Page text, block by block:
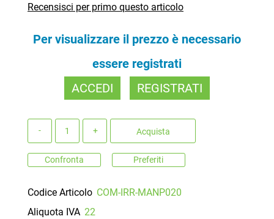
Recensisci per primo questo articolo
Per visualizzare il prezzo è necessario
essere registrati
ACCEDI
REGISTRATI
Acquista
Confronta Preferiti
Codice Articolo COM-IRR-MANP020
Aliquota IVA 22